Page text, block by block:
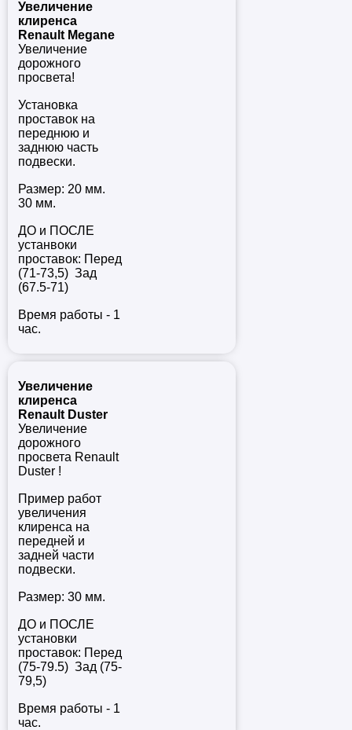
Увеличение
клиренса
Renault Megane
Увеличение
дорожного
просвета!
Установка
проставок на
переднюю и
заднюю часть
подвески.
Размер: 20 мм.
30 мм.
ДО и ПОСЛЕ
устанвоки
проставок: Перед
(71-73,5) Зад
(67.5-71)
Время работы - 1
час.
Увеличение
клиренса
Renault Duster
Увеличение
дорожного
просвета Renault
Duster !
Пример работ
увеличения
клиренса на
передней и
задней части
подвески.
Размер: 30 мм.
ДО и ПОСЛЕ
установки
проставок: Перед
(75-79.5) Зад (75-
79,5)
Время работы - 1
час.